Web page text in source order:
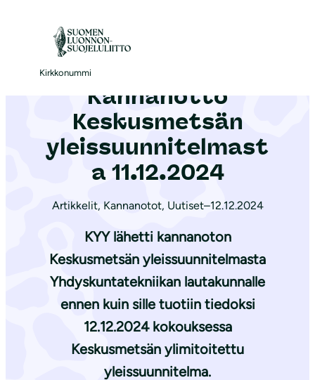
Kirkkonummi
Etusivu|Ajankohtaista
Kannanotto
Keskusmetsän
yleissuunnitelmast
a 11.12.2024
Artikkelit, Kannanotot, Uutiset–12.12.2024
KYY lähetti kannanoton
Keskusmetsän yleissuunnitelmasta
Yhdyskuntatekniikan lautakunnalle
ennen kuin sille tuotiin tiedoksi
12.12.2024 kokouksessa
Keskusmetsän ylimitoitettu
yleissuunnitelma.